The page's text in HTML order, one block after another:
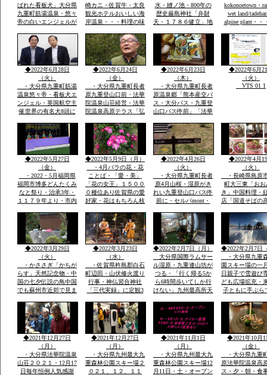
ばれた看板犬」大分県
九重町筋湯温泉・悠々
帝の白いエンジェルが
天サイト全国版選定」
今度は世界の8頭に選
定されました英国航空
から
崎カニ・佐賀牛・太良
観光ホテルおいしい海
岸温泉・・・料理の味
高」・ムツゴロウ・た
いらぎ「貝柱」竹崎カ
ニは追加で1杯￥３０
００円ぐらい・温泉は
温度が
水・縫ノ池・800年の
歴史厳島神社「弁財
天・１７８６健立」地
しい水の要件に適合・
地区はもちろん町内外
から水汲みが絶えませ
ん
kokonoetown・
wet land/
alpine plant・・
nature
◆2022年6月28日
（火）
・大分県九重町筋湯
温泉悠々帝・看板犬エ
ンジェル・英国航空主
催世界の有名犬8頭に
国航空より日本政府観
光局ロンドン事務所か
ら連絡日本一は楽天サ
イトで2回日本一選定
英文そのまま提示
◆2022年6月24日
（金）
・大分県九重町長者
原九重登山口前・法華
院温泉山荘経営・法華
院温泉高原テラス「弘
素泊まり￥７０００円
温泉￥５００レストラ
ンあり・
https://chinanews.jp
公式
◆2022年6月23日
（木）
・大分県九重町長者
原温泉郷「熊本産交バ
ス・大分バス・九重登
山口バス停前」「法華
プ・・法華院山荘高原
テラス「」一泊￥７０
００「素泊まりok]・
自家温泉￥５００・食
事１０００円から
◆2022年6月
（火）
VTS 01 1
◆2022年5月27日
（金）
・2022・5月福岡県
福岡市博多どんたくみ
なと祭り・治承3年・
１１７９年より・市内
けられ「松ばやし」を
起源として市民のお祭
り
◆2022年5月9日（月）
・4月バラの花・花
ことば・「愛・美」
「花の女王」１５００
０種位あり佐賀県の愛
好家・花はもちろん枝
と葉も花もつやあり
◆2022年4月26日
（火）
・大分県九重町長者
原4月山桜・湿原がき
れい九重登山口バス停
前に・セルパmont・
法華院温泉高原テラス
食堂「９１０・・くじ
ゅうdiner]で九重夢ポ
ークで食事
◆2022年4月
（火）
・長崎県島原
町大三東「おお
き」中国料理・
店「国道そばの
中国風のお店・
袋の本格的な中
有名店で大学通
がら修業
◆2022年3月29日
（火）
・かささぎ「かちが
らす」天然記念物・中
国の七夕伝説の鳥中国
でも蘇州市近郊で見ま
鳴くきます・・・黒い
カラス・九州の自宅庭
に遊びに来ています
◆2022年3月23日
（水）
・佐賀県杵島郡白石
町辺田・山伏修火渡り
行事・神仏習合神社
「三代実録」に定観3
坊一大霊場有・龍造寺
氏・鍋島氏の保護・祈
年祭かけ参リ
◆2022年2月7日（月）
大分県国際ラムサー
ル湿原・九重連山坊が
つる・「行く帰る5か
ら6時間歩いてしか行
けない」九州最高所天
の冬１月ー３。ｃ
◆2022年2月7日
・大分県九重
園スキー場の一
日親子で雪遊び
ども広場拡充・
子ともに手ぶら
アサイズ用
◆2021年12月27日
（月）
・大分県法華院温泉
山荘２０２１・12月17
日毎年恒例人気感謝
◆2021年12月27日
（月）
・大分県九州最大九
重森林公園スキー場２
０２１、１２、１１
◆2021年11月1日
（月）
・大分県九州最大九
重森林公園スキー場12
月11日・土・オープン
◆2021年10月
（金）
・大分県九重
原法華院温泉高
ス・夕・朝・食